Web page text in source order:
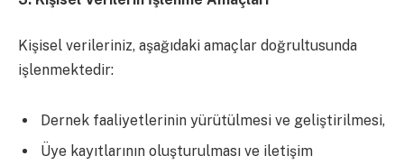
Kişisel verileriniz, aşağıdaki amaçlar doğrultusunda
işlenmektedir:
Dernek faaliyetlerinin yürütülmesi ve geliştirilmesi,
Üye kayıtlarının oluşturulması ve iletişim